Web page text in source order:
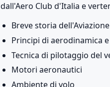
dall'Aero Club d'Italia e
Breve storia dell'Aviazione
Principi di aerodinamica
Tecnica di pilotaggio del
Motori aeronautici
Ambiente di volo